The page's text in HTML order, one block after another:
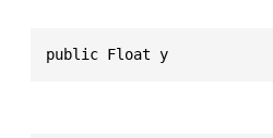
public Float y